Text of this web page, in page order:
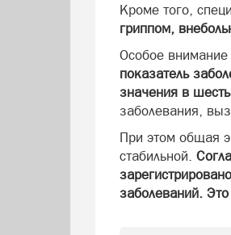
Кроме того,
гриппом,
Особое внимание
показатель
значения в
заболевания,
При этом общая
стабильной.
заболеваний.